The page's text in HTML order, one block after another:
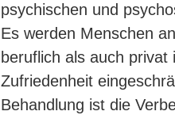
psychischen und
Es werden Menschen
beruflich als auch privat
Zufriedenheit
Behandlung ist die